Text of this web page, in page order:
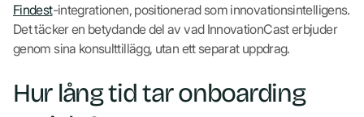
Findest-integrationen, positionerad som innovationsintelligens.
Det täcker en betydande del av vad InnovationCast erbjuder
genom sina konsulttillägg, utan ett separat uppdrag.
Hur lång tid tar onboarding